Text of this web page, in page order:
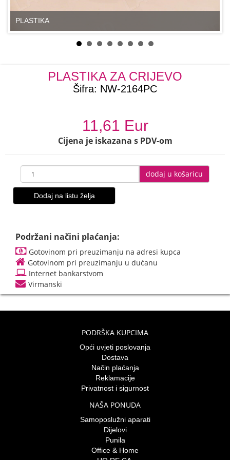
PLASTIKA
PLASTIKA ZA CRIJEVO
Šifra: NW-2164PC
11,61 Eur
Cijena je iskazana s PDV-om
dodaj u košaricu
Dodaj na listu želja
Podržani načini plaćanja:
Gotovinom pri preuzimanju na adresi kupca
Gotovinom pri preuzimanju u dućanu
Internet bankarstvom
Virmanski
PODRŠKA KUPCIMA
Opći uvjeti poslovanja
Dostava
Način plaćanja
Reklamacije
Privatnost i sigurnost
NAŠA PONUDA
Samoposlužni aparati
Dijelovi
Punila
Office & Home